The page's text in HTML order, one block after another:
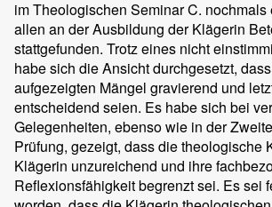
im Theologischen Seminar C. nochmals
allen an der Ausbildung der Klägerin
stattgefunden. Trotz eines nicht
habe sich die Ansicht durchgesetzt,
aufgezeigten Mängel gravierend und
entscheidend seien. Es habe sich bei
Gelegenheiten, ebenso wie in der
Prüfung, gezeigt, dass die theologische
Klägerin unzureichend und ihre
Reflexionsfähigkeit begrenzt sei. Es sei